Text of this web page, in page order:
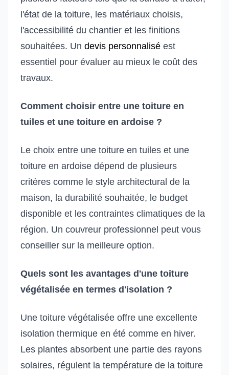
l'état de la toiture, les matériaux choisis,
l'accessibilité du chantier et les finitions
souhaitées. Un devis personnalisé est
essentiel pour évaluer au mieux le coût des
travaux.
Comment choisir entre une toiture en
tuiles et une toiture en ardoise ?
Le choix entre une toiture en tuiles et une
toiture en ardoise dépend de plusieurs
critères comme le style architectural de la
maison, la durabilité souhaitée, le budget
disponible et les contraintes climatiques de la
région. Un couvreur professionnel peut vous
conseiller sur la meilleure option.
Quels sont les avantages d'une toiture
végétalisée en termes d'isolation ?
Une toiture végétalisée offre une excellente
isolation thermique en été comme en hiver.
Les plantes absorbent une partie des rayons
solaires, régulent la température de la toiture